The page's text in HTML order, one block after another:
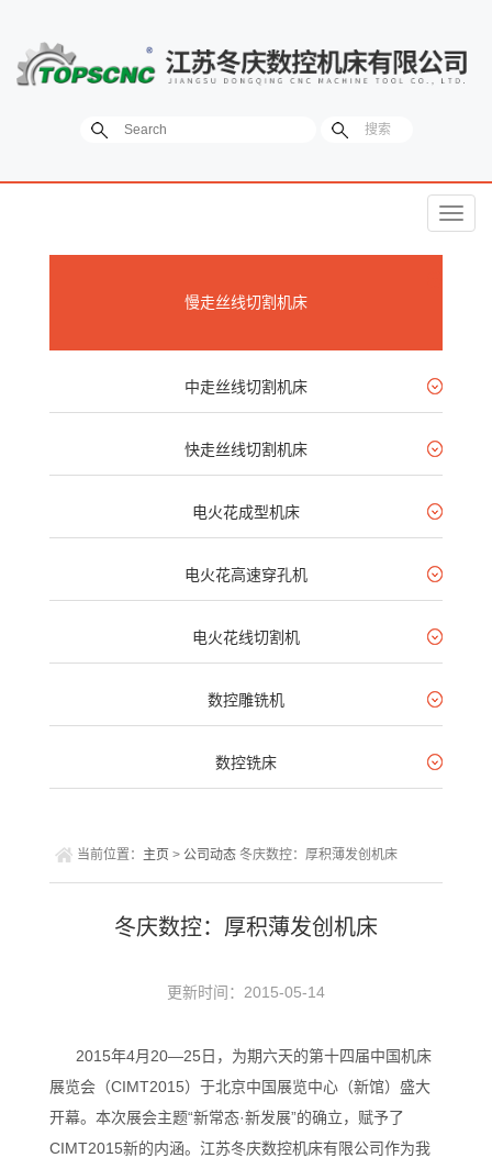
菜
慢走丝线切割机床
中走丝线切割机床
快走丝线切割机床
电火花成型机床
电火花高速穿孔机
电火花线切割机
数控雕铣机
数控铣床
当前位置： 主页 > 公司动态 冬庆数控：厚积薄发创机床
冬庆数控：厚积薄发创机床
更新时间：2015-05-14
2015年4月20—25日，为期六天的第十四届中国机床
展览会（CIMT2015）于北京中国展览中心（新馆）盛大
开幕。本次展会主题“新常态·新发展”的确立，赋予了
CIMT2015新的内涵。江苏冬庆数控机床有限公司作为我